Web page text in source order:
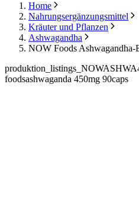
Home
Nahrungsergänzungsmittel
Kräuter und Pflanzen
Ashwagandha
NOW Foods Ashwagandha-
foodsashwaganda 450mg 90caps